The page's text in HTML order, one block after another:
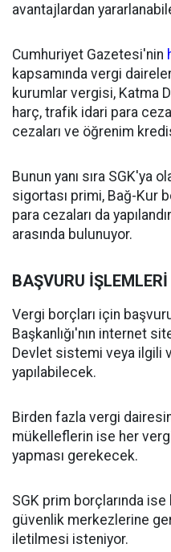
avantajlardan
Cumhuriyet Gazetesi'nin
kapsamında vergi
kurumlar vergisi, Katma
harç, trafik idari para
cezaları ve öğrenim
Bunun yanı sıra SGK'ya
sigortası primi, Bağ-Kur
para cezaları da
arasında bulunuyor.
BAŞVURU
Vergi borçları için
Başkanlığı'nın internet
Devlet sistemi veya ilgili
yapılabilecek.
Birden fazla vergi
mükelleflerin ise her
yapması gerekecek.
SGK prim borçlarında
güvenlik merkezlerine
iletilmesi isteniyor.